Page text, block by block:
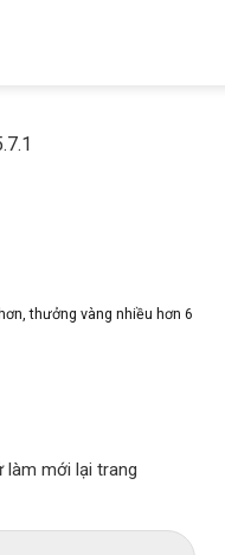
thưởng vàng nhiều hơn 6
mới lại trang